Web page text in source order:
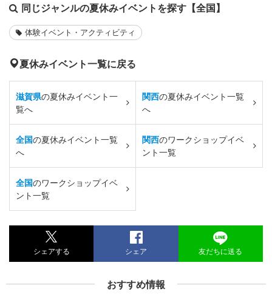
同じジャンルの夏休みイベントを探す【全国】
体験イベント・アクティビティ
夏休みイベント一覧に戻る
滋賀県の夏休みイベント一
覧へ
関西の夏休みイベント一覧
へ
全国の夏休みイベント一覧
へ
関西のワークショップイベ
ント一覧
全国のワークショップイベ
ント一覧
シェアする シェア 友だちに送る
おすすめ情報